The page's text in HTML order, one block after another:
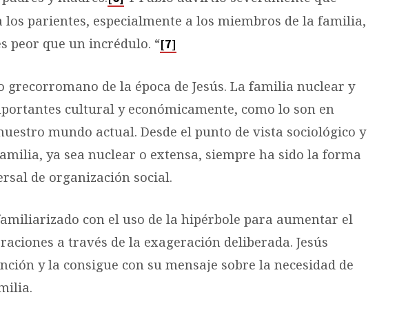
los parientes, especialmente a los miembros de la familia,
peor que un incrédulo. “[7]
grecorromano de la época de Jesús. La familia nuclear y
cultural y económicamente, como lo son en
mundo actual. Desde el punto de vista sociológico y
ya sea nuclear o extensa, siempre ha sido la forma
de organización social.
con el uso de la hipérbole para aumentar el
a través de la exageración deliberada. Jesús
y la consigue con su mensaje sobre la necesidad de